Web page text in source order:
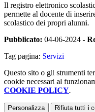
Il registro elettronico
permette al docente di
scolastico dei propri alunni.
Pubblicato: 04-06-2024 -
Tag pagina: Servizi
Questo sito o gli strumenti
cookie necessari al
COOKIE POLICY.
Personalizza Rifiuta tutti i